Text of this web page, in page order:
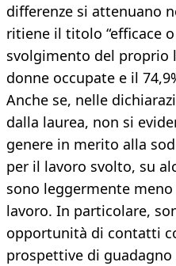
differenze si attenuano
ritiene il titolo “efficace
svolgimento del proprio
donne occupate e il
Anche se, nelle
dalla laurea, non si
genere in merito alla
per il lavoro svolto, su
sono leggermente
lavoro. In particolare,
opportunità di contatti
prospettive di